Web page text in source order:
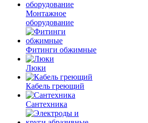
Монтажное
оборудование
Фитинги обжимные
Люки
Кабель греющий
Сантехника